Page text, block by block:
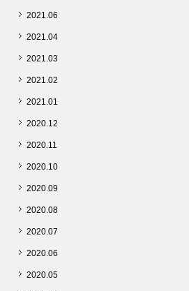
2021.06
2021.04
2021.03
2021.02
2021.01
2020.12
2020.11
2020.10
2020.09
2020.08
2020.07
2020.06
2020.05